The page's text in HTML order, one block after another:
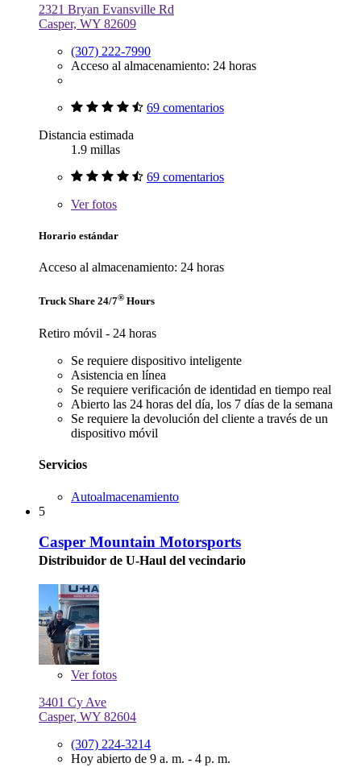
2321 Bryan Evansville Rd
Casper, WY 82609
(307) 222-7990
Acceso al almacenamiento: 24 horas
69 comentarios
Distancia estimada
1.9 millas
69 comentarios
Verfotos
Horario estándar
Acceso al almacenamiento: 24 horas
Truck Share 24/7® Hours
Retiro móvil - 24 horas
Se requiere dispositivo inteligente
Asistencia en línea
Se requiere verificación de identidad en tiempo real
Abierto las 24 horas del día, los 7 días de la semana
Se requiere la devolución del cliente a través de un
dispositivo móvil
Servicios
Autoalmacenamiento
5
Casper Mountain Motorsports
Distribuidor de U-Haul del vecindario
Verfotos
3401 Cy Ave
Casper, WY 82604
(307) 224-3214
Hoy abierto de 9 a. m. - 4 p. m.